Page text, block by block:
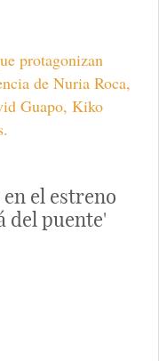
protagonizan
de Nuria Roca,
Guapo, Kiko
en el estreno
del puente'